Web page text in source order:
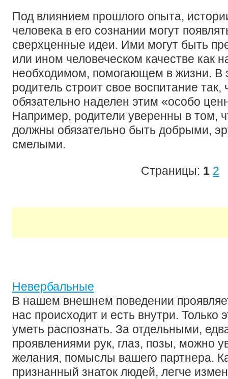
Под влиянием прошлого опыта,
человека в его сознании могут
сверхценные идеи. Ими могут быть
или ином человеческом качестве как
необходимом, помогающем в жизни. В
родитель строит свое воспитание
обязательно наделен этим «особо
Например, родители уверенны в том,
должны обязательно быть добрыми,
смелыми.
Страницы: 1 2
Невербальные
В нашем внешнем поведении
нас происходит и есть внутри. Только
уметь распознать. За отдельными,
проявлениями рук, глаз, позы, можно
желания, помыслы вашего партнера.
признанный знаток людей, легче